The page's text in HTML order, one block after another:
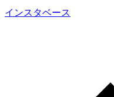
インスタベース